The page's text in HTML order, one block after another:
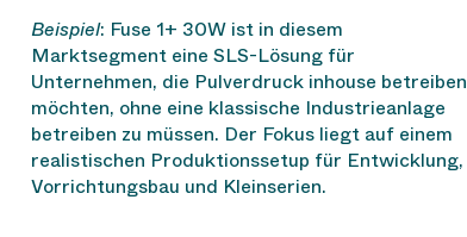
Beispiel: Fuse 1+ 30W ist in diesem
Marktsegment eine SLS-Lösung für
Unternehmen, die Pulverdruck inhouse betreiben
möchten, ohne eine klassische Industrieanlage
betreiben zu müssen. Der Fokus liegt auf einem
realistischen Produktionssetup für Entwicklung,
Vorrichtungsbau und Kleinserien.